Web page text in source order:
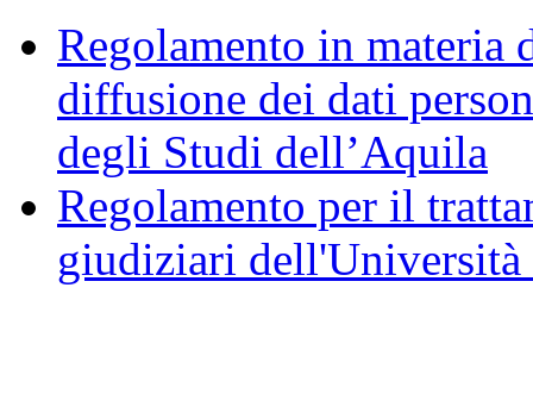
Regolamento in materia
diffusione dei dati
degli Studi dell’Aquila
Regolamento per il
giudiziari